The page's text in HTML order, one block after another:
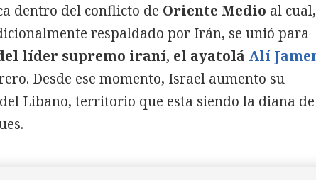
dentro del conflicto de Oriente Medio al
respaldado por Irán, se unió para
líder supremo iraní, el ayatolá Alí
Desde ese momento, Israel aumento su
Libano, territorio que esta siendo la diana de